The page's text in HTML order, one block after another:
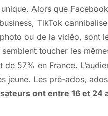
Alors que
TikTok
ou de la vidéo, sont
toucher les
57% en France.
jeune. Les pré-ados,
ont entre 16 et 24